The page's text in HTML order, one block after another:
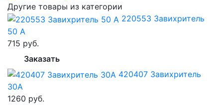
Другие товары из категории
220553 Завихритель
50 А
715 руб.
Заказать
420407 Завихритель
30А
1260 руб.